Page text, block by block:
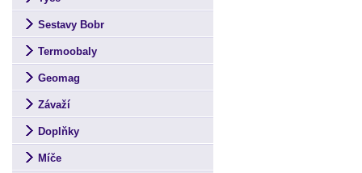
Sestavy Bobr
Termoobaly
Geomag
Závaží
Doplňky
Míče